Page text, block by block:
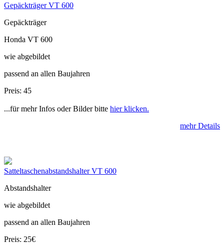
Gepäckträger VT 600
Gepäckträger
Honda VT 600
wie abgebildet
passend an allen Baujahren
Preis: 45
...für mehr Infos oder Bilder bitte hier klicken.
mehr Details
Satteltaschenabstandshalter VT 600
Abstandshalter
wie abgebildet
passend an allen Baujahren
Preis: 25€